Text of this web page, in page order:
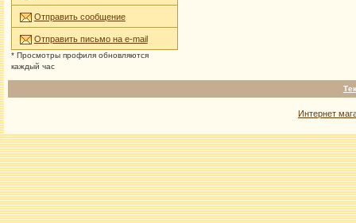
Отправить сообщение
Отправить письмо на e-mail
* Просмотры профиля обновляются
каждый час
Интернет